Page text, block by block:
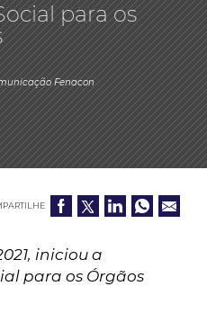
para os
Fenacon
iniciou a
para os Órgãos